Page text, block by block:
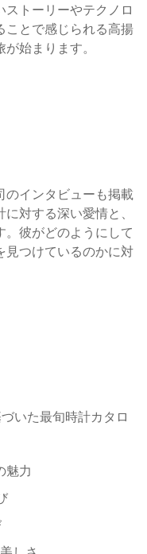
トーリーやテクノロ
ことで感じられる高揚
始まります。
のインタビューも掲載
対する深い愛情と、
。彼がどのようにして
見つけているのかに対
いた最旬時計カタロ
魅力